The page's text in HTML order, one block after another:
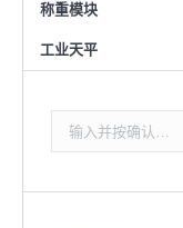
称重模块
工业天平
索：